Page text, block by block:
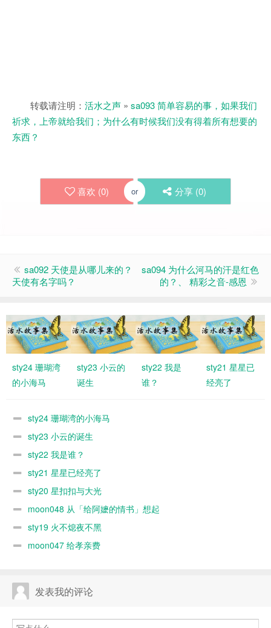
转载请注明： 活水之声 » sa093 简单容易的事，如果我们
祈求，上帝就给我们；为什么有时候我们没有得着所有想要的
东西？
喜欢 (0) or 分享 (0)
sa092 天使是从哪儿来的？
天使有名字吗？
sa094 为什么河马的汗是红色
的？、 精彩之音-感恩
sty24 珊瑚湾
的小海马
sty23 小云的
诞生
sty22 我是
谁？
sty21 星星已
经亮了
sty24 珊瑚湾的小海马
sty23 小云的诞生
sty22 我是谁？
sty21 星星已经亮了
sty20 星扣扣与大光
moon048 从「给阿嬷的情书」想起
sty19 火不熄夜不黑
moon047 给孝亲费
发表我的评论